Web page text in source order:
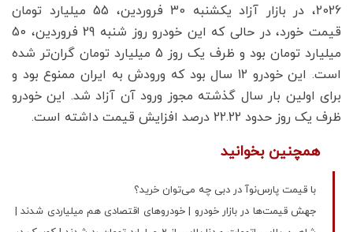
2026، در بازار آزاد یکشنبه 30 فروردین، 55 میلیارد تومان
قیمت خورد، در حالی که این خودرو روز شنبه 29 فروردین، 50
میلیارد تومان بود و ظرف یک روز 5 میلیارد تومان گران‌تر شده
است. این خودرو 12 سال بود که ورودش به ایران ممنوع بود و
برای اولین بار سال گذشته مجوز ورود آن آزاد شد. این خودرو
ظرف یک روز حدود 22.22 درصد افزایش قیمت داشته است.
همچنین بخوانید
با قیمت پارس‌نوآ در دبی چه می‌توان خرید؟
جهش قیمت‌ها در بازار خودرو | خودروهای اقتصادی هم میلیاردی شدند |